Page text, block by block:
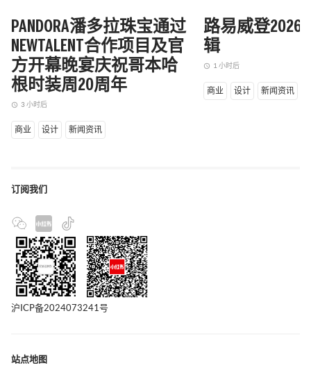
PANDORA潘多拉珠宝通过
NEWTALENT合作项目及官
方开幕晚宴庆祝哥本哈
根时装周20周年
access_time 3 小时后
商业 设计 新闻资讯
路易威登2026
辑
access_time 1 小时后
商业 设计 新闻资讯
订阅我们
沪ICP备2024073241号
站点地图